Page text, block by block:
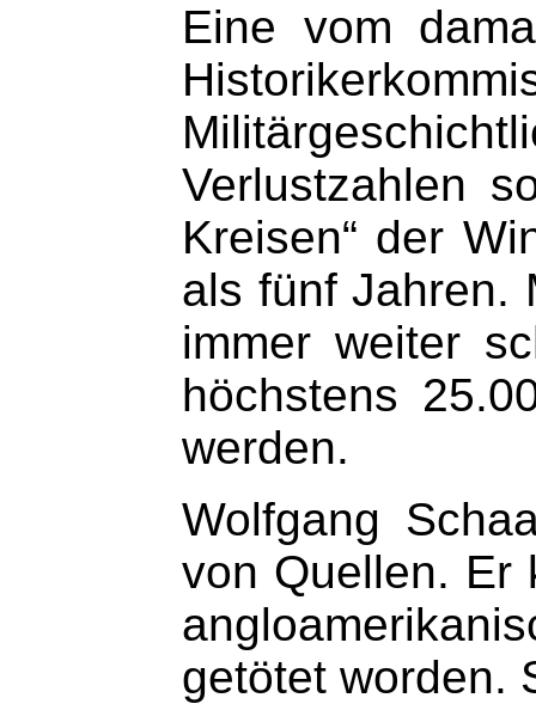
Eine vom
Verlustzahlen
Kreisen“ der
als fünf Jahren.
immer weiter
höchstens
werden.
Wolfgang
von Quellen. Er
getötet worden.